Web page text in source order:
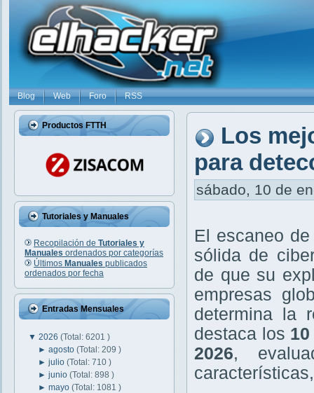
Blog Web Foro RSS
Productos FTTH
Tutoriales y Manuales
Recopilación de Tutoriales y
Manuales ordenados por categorías
Últimos Manuales publicados
ordenados por fecha
Entradas Mensuales
▼ 2026 (Total: 6201 )
►agosto(Total: 209 )
►julio(Total: 710 )
►junio(Total: 898 )
►mayo(Total: 1081 )
Los
para
sábado, 10 de
El escaneo
sólida de
de que su
empresas
determina la
destaca los
2026,